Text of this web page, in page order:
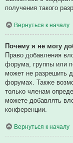
получения такого
Вернуться к началу
Почему я не могу
Право добавления
форума, группы или
может не разрешить
форумах. Также
только членам
можете добавлять
конференции.
Вернуться к началу